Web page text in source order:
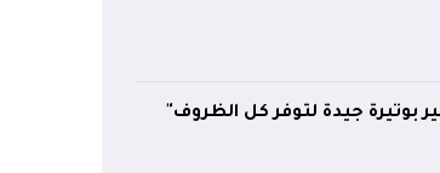
بوتيرة جيدة لتوفر كل الظروف"